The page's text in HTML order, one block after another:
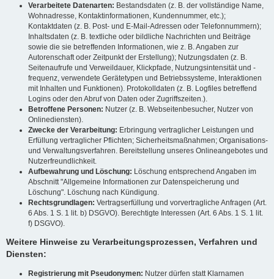
Verarbeitete Datenarten: Bestandsdaten (z. B. der vollständige Name,
Wohnadresse, Kontaktinformationen, Kundennummer, etc.);
Kontaktdaten (z. B. Post- und E-Mail-Adressen oder Telefonnummern);
Inhaltsdaten (z. B. textliche oder bildliche Nachrichten und Beiträge
sowie die sie betreffenden Informationen, wie z. B. Angaben zur
Autorenschaft oder Zeitpunkt der Erstellung); Nutzungsdaten (z. B.
Seitenaufrufe und Verweildauer, Klickpfade, Nutzungsintensität und -
frequenz, verwendete Gerätetypen und Betriebssysteme, Interaktionen
mit Inhalten und Funktionen). Protokolldaten (z. B. Logfiles betreffend
Logins oder den Abruf von Daten oder Zugriffszeiten.).
Betroffene Personen: Nutzer (z. B. Webseitenbesucher, Nutzer von
Onlinediensten).
Zwecke der Verarbeitung: Erbringung vertraglicher Leistungen und
Erfüllung vertraglicher Pflichten; Sicherheitsmaßnahmen; Organisations-
und Verwaltungsverfahren. Bereitstellung unseres Onlineangebotes und
Nutzerfreundlichkeit.
Aufbewahrung und Löschung: Löschung entsprechend Angaben im
Abschnitt "Allgemeine Informationen zur Datenspeicherung und
Löschung". Löschung nach Kündigung.
Rechtsgrundlagen: Vertragserfüllung und vorvertragliche Anfragen (Art.
6 Abs. 1 S. 1 lit. b) DSGVO). Berechtigte Interessen (Art. 6 Abs. 1 S. 1 lit.
f) DSGVO).
Weitere Hinweise zu Verarbeitungsprozessen, Verfahren und
Diensten:
Registrierung mit Pseudonymen: Nutzer dürfen statt Klarnamen